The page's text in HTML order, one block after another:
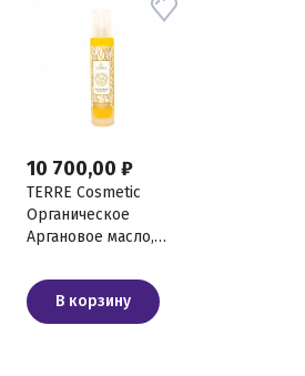
10 700,00 ₽
TERRE Cosmetic
Органическое
Аргановое масло,
В корзину